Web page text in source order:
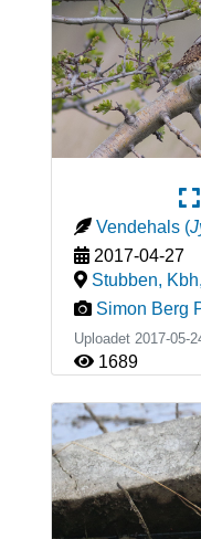
Vendehals (
2017-04-27
Stubben, Kbh,
Simon Berg
Uploadet 2017-05-
1689